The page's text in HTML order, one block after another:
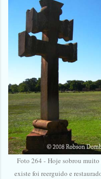
Foto 264 - Hoje sobrou muito
existe foi reerguido e